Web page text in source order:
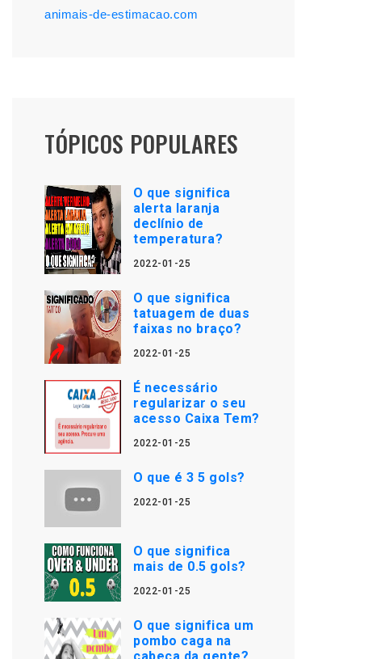
animais-de-estimacao.com
TÓPICOS POPULARES
O que significa
alerta laranja
declínio de
temperatura?
2022-01-25
O que significa
tatuagem de duas
faixas no braço?
2022-01-25
É necessário
regularizar o seu
acesso Caixa Tem?
2022-01-25
O que é 3 5 gols?
2022-01-25
O que significa
mais de 0.5 gols?
2022-01-25
O que significa um
pombo caga na